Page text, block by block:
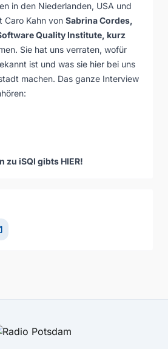
in den Niederlanden, USA und
Caro Kahn von Sabrina Cordes,
Quality Institute, kurz
Sie hat uns verraten, wofür
ist und was sie hier bei uns
machen. Das ganze Interview
zu iSQI gibts HIER!